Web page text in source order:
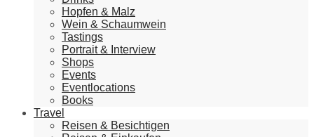
Hopfen & Malz
Wein & Schaumwein
Tastings
Portrait & Interview
Shops
Events
Eventlocations
Books
Travel
Reisen & Besichtigen